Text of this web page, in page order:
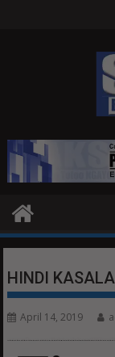
HINDI
April 14, 2019